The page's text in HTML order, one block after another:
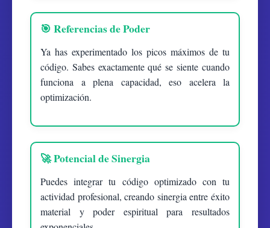
🎯 Referencias de Poder
Ya has experimentado los picos máximos de tu
código. Sabes exactamente qué se siente cuando
funciona a plena capacidad, eso acelera la
optimización.
🚀 Potencial de Sinergia
Puedes integrar tu código optimizado con tu
actividad profesional, creando sinergia entre éxito
material y poder espiritual para resultados